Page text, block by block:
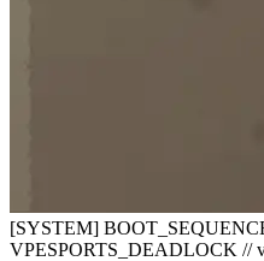
[SYSTEM]
VPESPORTS_DEADLOCK //